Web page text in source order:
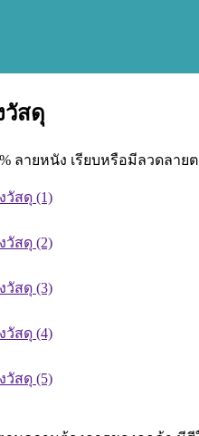
วัสดุ
ลายหนัง เรียบหรือมีลวดลา